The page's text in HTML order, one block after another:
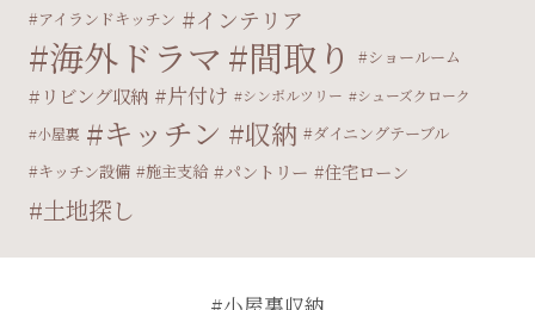
アイランドキッチン インテリア
海外ドラマ 間取り ショールーム
リビング収納 片付け シンボルツリー
シューズクローク
小屋裏
キッチン 収納
ダイニングテーブル
キッチン設備
施主支給 パントリー 住宅ローン
土地探し